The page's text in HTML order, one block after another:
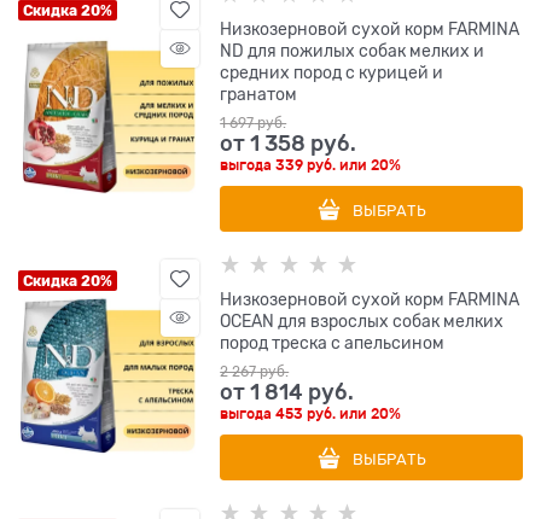
Скидка 20%
Низкозерновой cухой корм FARMINA
ND для пожилых собак мелких и
средних пород с курицей и
гранатом
1 697 руб.
от1 358 руб.
выгода339 руб. или20%
ВЫБРАТЬ
Скидка 20%
Низкозерновой cухой корм FARMINA
OCEAN для взрослых собак мелких
пород треска с апельсином
2 267 руб.
от1 814 руб.
выгода453 руб. или20%
ВЫБРАТЬ